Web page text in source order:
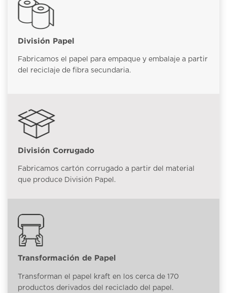
División Papel
Fabricamos el papel para empaque y embalaje a partir
del reciclaje de fibra secundaria.
División Corrugado
Fabricamos cartón corrugado a partir del material
que produce División Papel.
Transformación de Papel
Transforman el papel kraft en los cerca de 170
productos derivados del reciclado del papel.